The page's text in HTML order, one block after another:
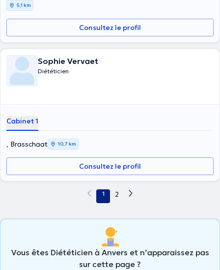
5,1 km
Consultez le profil
Sophie Vervaet
Diététicien
Cabinet 1
, Brasschaat 10,7 km
Consultez le profil
1 2
Vous êtes Diététicien à Anvers et n’apparaissez pas
sur cette page ?